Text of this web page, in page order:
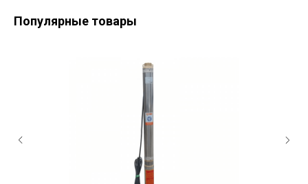
Популярные товары